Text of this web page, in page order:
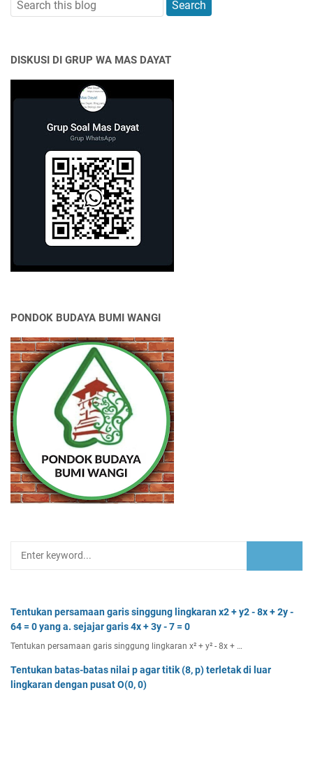
DISKUSI DI GRUP WA MAS DAYAT
PONDOK BUDAYA BUMI WANGI
Tentukan persamaan garis singgung lingkaran x2 + y2 - 8x + 2y -
64 = 0 yang a. sejajar garis 4x + 3y - 7 = 0
Tentukan persamaan garis singgung lingkaran x² + y² - 8x + …
Tentukan batas-batas nilai p agar titik (8, p) terletak di luar
lingkaran dengan pusat O(0, 0)